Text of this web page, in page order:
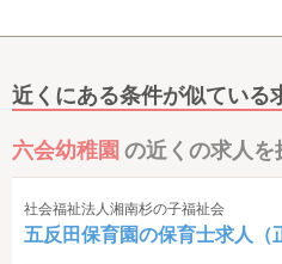
近くにある条件が似ている
六会幼稚園 の近くの求人を
社会福祉法人湘南杉の子福祉会
五反田保育園の保育士求人（